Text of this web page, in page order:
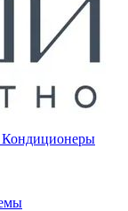
Кондиционеры